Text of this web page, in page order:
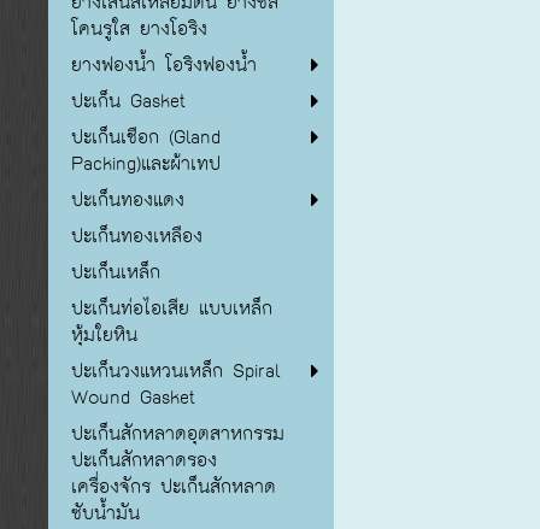
โคนรูใส ยางโอริง
ยางฟองน้ำ โอริงฟองน้ำ
ปะเก็น Gasket
ปะเก็นเชือก (Gland
Packing)และผ้าเทป
ปะเก็นทองแดง
ปะเก็นทองเหลือง
ปะเก็นเหล็ก
ปะเก็นท่อไอเสีย แบบเหล็ก
หุ้มใยหิน
ปะเก็นวงแหวนเหล็ก Spiral
Wound Gasket
ปะเก็นสักหลาดอุตสาหกรรม
ปะเก็นสักหลาดรอง
เครื่องจักร ปะเก็นสักหลาด
ซับน้ำมัน